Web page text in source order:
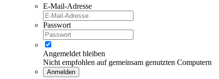
E-Mail-Adresse
Passwort
Angemeldet bleiben
Nicht empfohlen auf gemeinsam genutzten Computern
Anmelden